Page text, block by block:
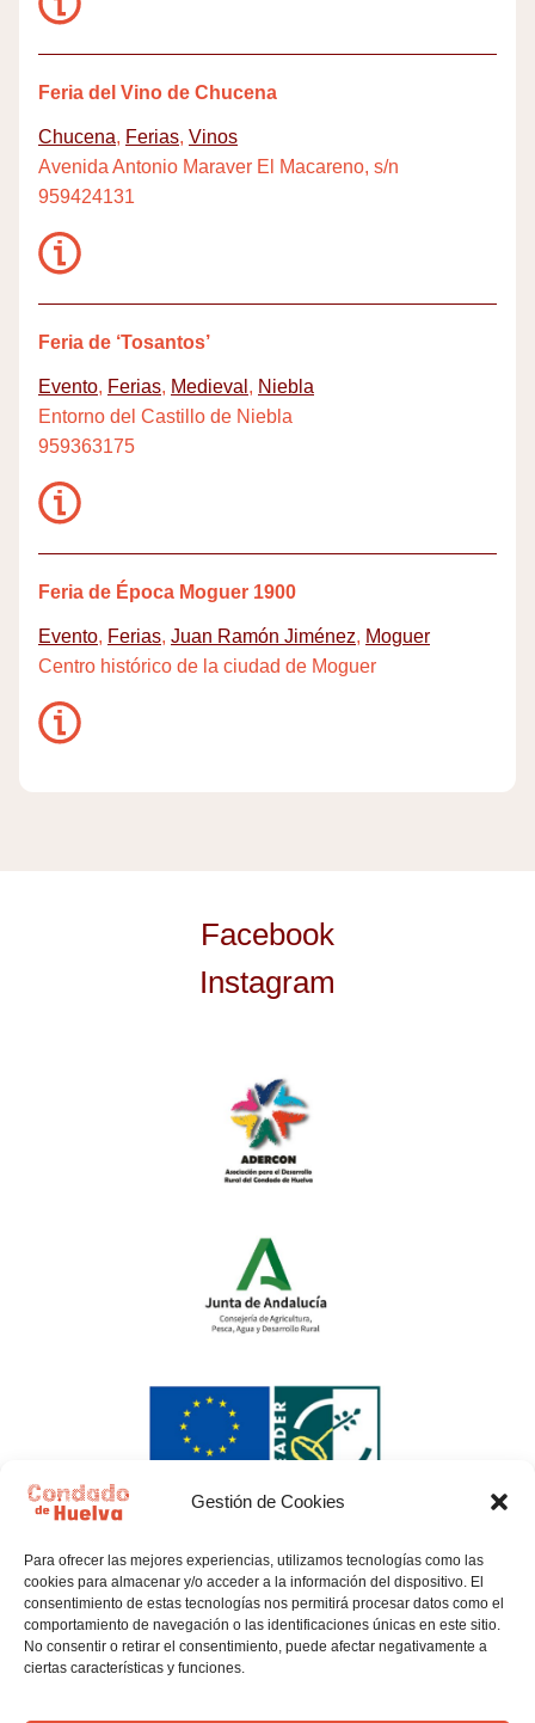
Gestión de Cookies
Para ofrecer las mejores experiencias, utilizamos tecnologías como las
cookies para almacenar y/o acceder a la información del dispositivo. El
consentimiento de estas tecnologías nos permitirá procesar datos como el
comportamiento de navegación o las identificaciones únicas en este sitio.
No consentir o retirar el consentimiento, puede afectar negativamente a
ciertas características y funciones.
Feria del Vino de Chucena
Chucena, Ferias, Vinos
Avenida Antonio Maraver El Macareno, s/n
959424131
Feria de ‘Tosantos’
Evento, Ferias, Medieval , Niebla
Entorno del Castillo de Niebla
959363175
Feria de Época Moguer 1900
Evento, Ferias, Juan Ramón Jiménez, Moguer
Centro histórico de la ciudad de Moguer
Facebook
Instagram
Política de privacidad